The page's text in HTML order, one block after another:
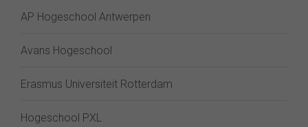
AP Hogeschool Antwerpen
Avans Hogeschool
Erasmus Universiteit Rotterdam
Hogeschool PXL